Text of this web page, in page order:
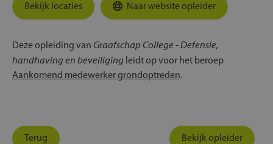
Bekijk locaties Naar website opleider
Deze opleiding van Graafschap College - Defensie,
handhaving en beveiliging leidt op voor het beroep
Aankomend medewerker grondoptreden.
Terug Bekijk opleider